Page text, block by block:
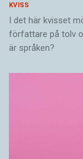
KVISS
I det här kvisset
författare på tolv
är språken?